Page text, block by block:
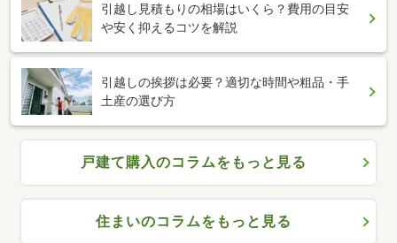
引越し見積もりの相場はいくら？費用の目安
や安く抑えるコツを解説
引越しの挨拶は必要？適切な時間や粗品・手
土産の選び方
戸建て購入のコラムをもっと見る
住まいのコラムをもっと見る